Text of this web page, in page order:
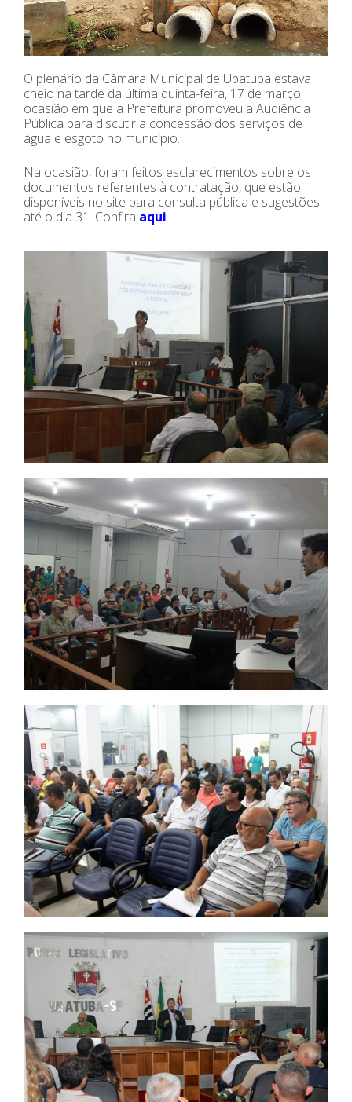
O plenário da Câmara Municipal de Ubatuba estava
cheio na tarde da última quinta-feira, 17 de março,
ocasião em que a Prefeitura promoveu a Audiência
Pública para discutir a concessão dos serviços de
água e esgoto no município.
Na ocasião, foram feitos esclarecimentos sobre os
documentos referentes à contratação, que estão
disponíveis no site para consulta pública e sugestões
até o dia 31. Confira aqui.